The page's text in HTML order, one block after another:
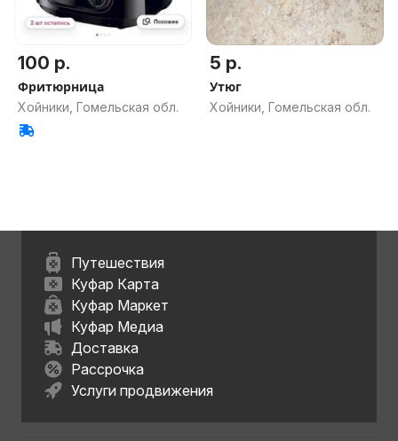
100 р.
Фритюрница
Хойники, Гомельская обл.
5 р.
Утюг
Хойники, Гомельская обл.
Путешествия
Куфар Карта
Куфар Маркет
Куфар Медиа
Доставка
Рассрочка
Услуги продвижения